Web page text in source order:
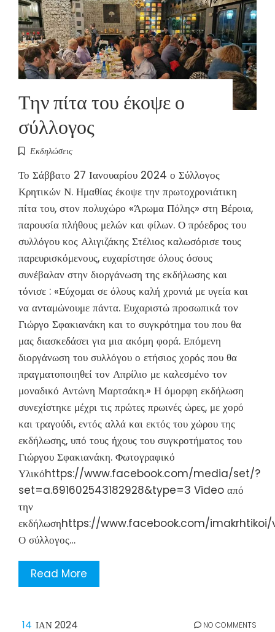
Την πίτα του έκοψε ο
σύλλογος
Εκδηλώσεις
Το Σάββατο 27 Ιανουαρίου 2024 ο Σύλλογος
Κρητικών Ν. Ημαθίας έκοψε την πρωτοχρονιάτικη
πίτα του, στον πολυχώρο «Άρωμα Πόλης» στη Βέροια,
παρουσία πλήθους μελών και φίλων. Ο πρόεδρος του
συλλόγου κος Αλιγιζάκης Στέλιος καλωσόρισε τους
παρευρισκόμενους, ευχαρίστησε όλους όσους
συνέβαλαν στην διοργάνωση της εκδήλωσης και
τόνισε : «Εύχομαι σε όλους καλή χρονιά με υγεία και
να ανταμώνουμε πάντα. Ευχαριστώ προσωπικά τον
Γιώργο Σφακιανάκη και το συγκρότημα του που θα
μας διασκεδάσει για μια ακόμη φορά. Επόμενη
διοργάνωση του συλλόγου ο ετήσιος χορός που θα
πραγματοποιηθεί τον Απρίλιο με καλεσμένο τον
μοναδικό Αντώνη Μαρτσάκη.» Η όμορφη εκδήλωση
συνεχίστηκε μέχρι τις πρώτες πρωινές ώρες, με χορό
και τραγούδι, εντός αλλά και εκτός του χώρου της
εκδήλωσης, υπό τους ήχους του συγκροτήματος του
Γιώργου Σφακιανάκη. Φωτογραφικό
Υλικόhttps://www.facebook.com/media/set/?
set=a.691602543182928&type=3 Video από
την
εκδήλωσηhttps://www.facebook.com/
Ο σύλλογος…
Read More
14 ΙΑΝ 2024 NO COMMENTS